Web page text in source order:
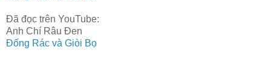
Đã đọc trên YouTube:
Anh Chí Râu Đen
Đống Rác và Giòi Bọ